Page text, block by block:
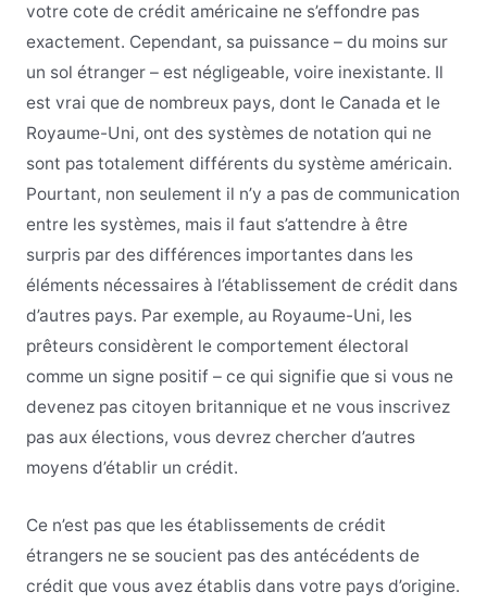
votre cote de crédit américaine ne s’effondre pas
exactement. Cependant, sa puissance – du moins sur
un sol étranger – est négligeable, voire inexistante. Il
est vrai que de nombreux pays, dont le Canada et le
Royaume-Uni, ont des systèmes de notation qui ne
sont pas totalement différents du système américain.
Pourtant, non seulement il n’y a pas de communication
entre les systèmes, mais il faut s’attendre à être
surpris par des différences importantes dans les
éléments nécessaires à l’établissement de crédit dans
d’autres pays. Par exemple, au Royaume-Uni, les
prêteurs considèrent le comportement électoral
comme un signe positif – ce qui signifie que si vous ne
devenez pas citoyen britannique et ne vous inscrivez
pas aux élections, vous devrez chercher d’autres
moyens d’établir un crédit.
Ce n’est pas que les établissements de crédit
étrangers ne se soucient pas des antécédents de
crédit que vous avez établis dans votre pays d’origine.